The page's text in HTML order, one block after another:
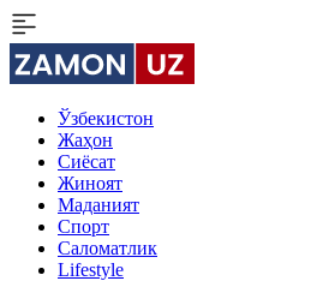
Ўзбекистон
Жаҳон
Сиёсат
Жиноят
Маданият
Спорт
Cаломатлик
Lifestyle